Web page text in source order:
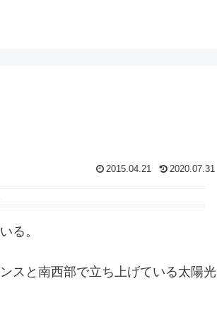
2015.04.21 2020.07.31
る。
スと南西部で立ち上げている太陽光